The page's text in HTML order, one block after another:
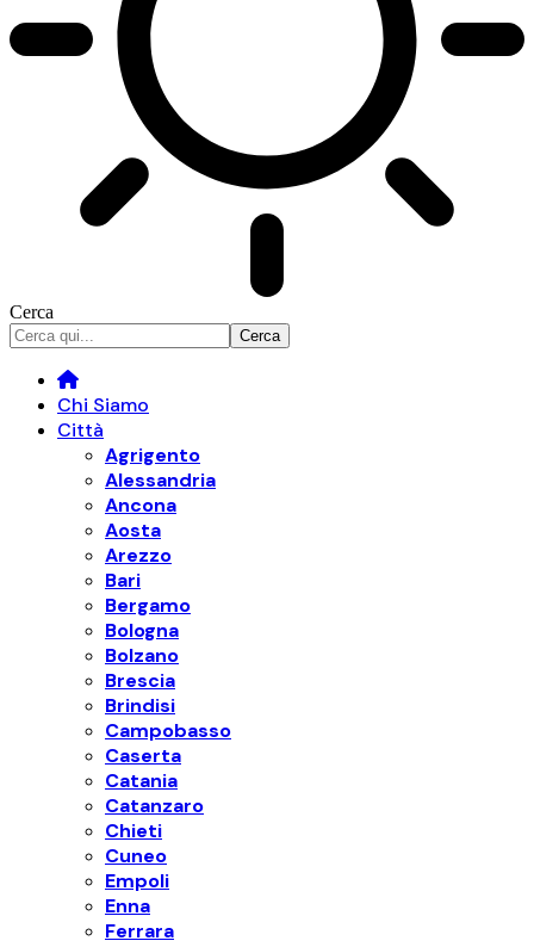
Cerca
Chi Siamo
Città
Agrigento
Alessandria
Ancona
Aosta
Arezzo
Bari
Bergamo
Bologna
Bolzano
Brescia
Brindisi
Campobasso
Caserta
Catania
Catanzaro
Chieti
Cuneo
Empoli
Enna
Ferrara